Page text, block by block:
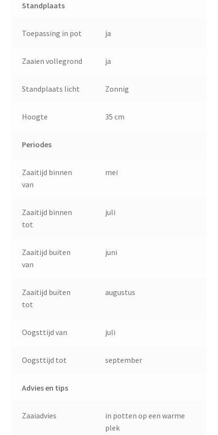
Standplaats
Toepassing in pot ja
Zaaien vollegrond ja
Standplaats licht Zonnig
Hoogte 35 cm
Periodes
Zaaitijd binnen
van
mei
Zaaitijd binnen
tot
juli
Zaaitijd buiten
van
juni
Zaaitijd buiten
tot
augustus
Oogsttijd van juli
Oogsttijd tot september
Advies en tips
Zaaiadvies
in potten op een warme
plek